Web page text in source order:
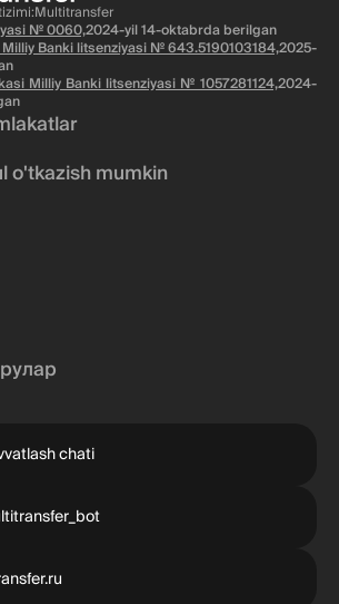
№ 0060,2024-yil 14-oktabrda berilgan
Banki litsenziyasi № 643.5190103184,2025-
Milliy Banki litsenziyasi № 1057281124,2024-
o'tkazish mumkin
chati